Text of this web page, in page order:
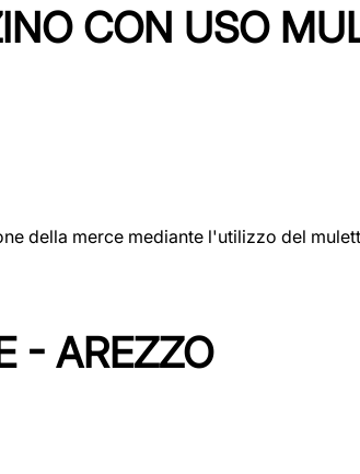
CON USO
della merce mediante l'utilizzo del
- AREZZO